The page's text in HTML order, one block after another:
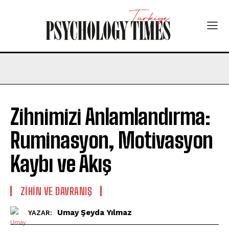
Zihnimizi Anlamlandırma:
Ruminasyon, Motivasyon
Kaybı ve Akış
⁠ZIHIN VE DAVRANIŞ
YAZAR: Umay Şeyda Yılmaz